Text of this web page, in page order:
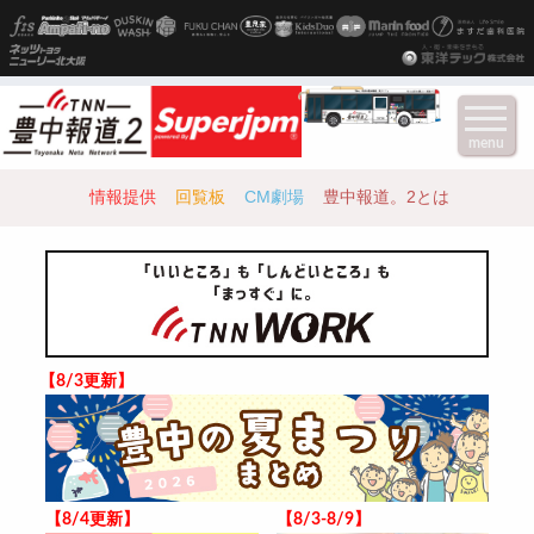
情報提供 回覧板 CM劇場 豊中報道。2とは
【8/3更新】
【8/4更新】 【8/3-8/9】
menu